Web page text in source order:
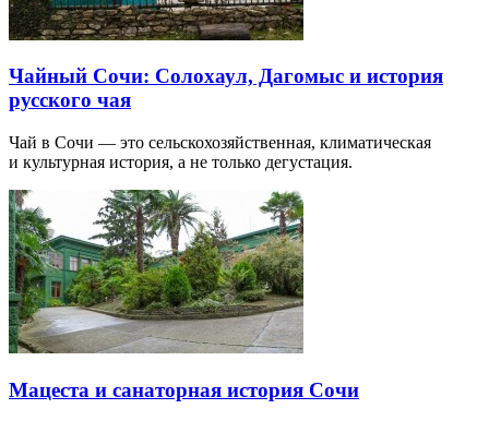
Чайный Сочи: Солохаул, Дагомыс и история
русского чая
Чай в Сочи — это сельскохозяйственная, климатическая
и культурная история, а не только дегустация.
Мацеста и санаторная история Сочи